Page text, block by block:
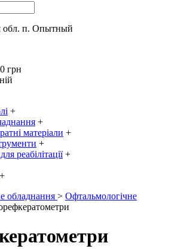
обл. п. Опытный
грн
+
+
матеріали +
+
реабілітації +
+
обладнання > Офтальмологічне